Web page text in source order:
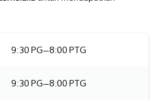
9:30 PG–8:00 PTG
9:30 PG–8:00 PTG